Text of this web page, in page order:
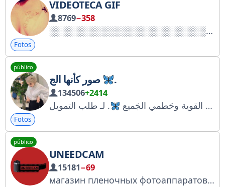
VIDEOTECA GIF
8769−358
Fotos
público
صور كأنها الج .
134506+2414
ڪوني القوية وحَطمي الجَميع
Fotos
público
UNEEDCAM
15181−69
магазин пленочных фотоаппаратов